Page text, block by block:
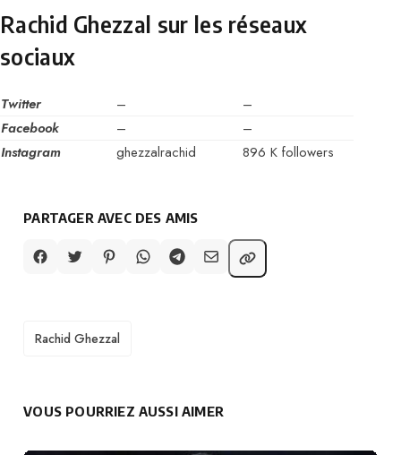
Rachid Ghezzal sur les réseaux
sociaux
Twitter –
–
Facebook
–
–
Instagram
ghezzalrachid 896 K followers
PARTAGER AVEC DES AMIS
TAGS
Rachid Ghezzal
VOUS POURRIEZ AUSSI AIMER